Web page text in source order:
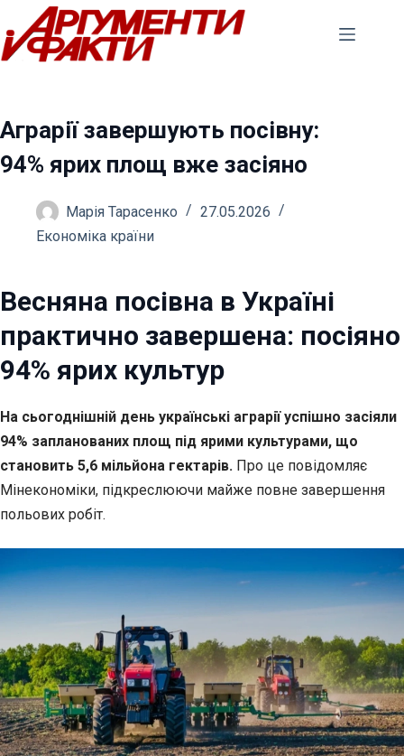
Перейти
до
вмісту
Аграрії завершують посівну:
94% ярих площ вже засіяно
Марія Тарасенко
27.05.2026
Економіка країни
Весняна посівна в Україні
практично завершена: посіяно
94% ярих культур
На сьогоднішній день українські аграрії успішно засіяли
94% запланованих площ під ярими культурами, що
становить 5,6 мільйона гектарів. Про це повідомляє
Мінекономіки, підкреслюючи майже повне завершення
польових робіт.